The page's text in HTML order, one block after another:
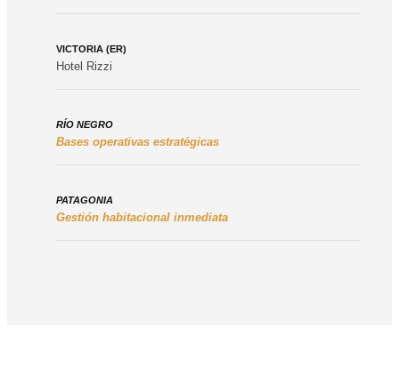
VICTORIA (ER)
Hotel Rizzi
RÍO NEGRO
Bases operativas estratégicas
PATAGONIA
Gestión habitacional inmediata